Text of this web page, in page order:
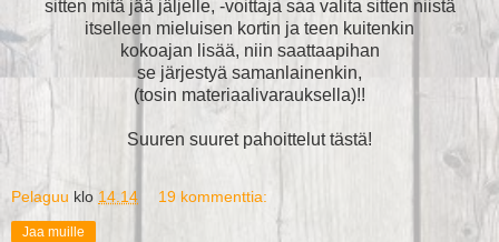
sitten mitä jää jäljelle, -voittaja saa valita sitten niistä
itselleen mieluisen kortin ja teen kuitenkin
kokoajan lisää, niin saattaapihan
se järjestyä samanlainenkin,
(tosin materiaalivarauksella)!!
Suuren suuret pahoittelut tästä!
Pelaguu klo 14.14 19 kommenttia:
Jaa muille